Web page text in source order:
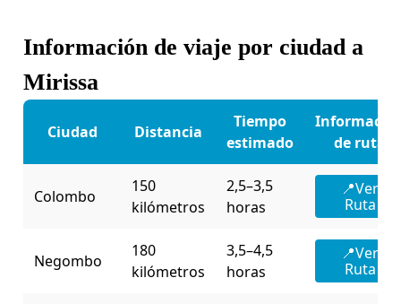
Información de viaje por ciudad a
Mirissa
Ciudad Distancia
Tiempo
estimado
de ruta
Colombo
150
kilómetros
2,5–3,5
horas
📍Ver
Ruta
Negombo
180
kilómetros
3,5–4,5
horas
📍Ver
Ruta